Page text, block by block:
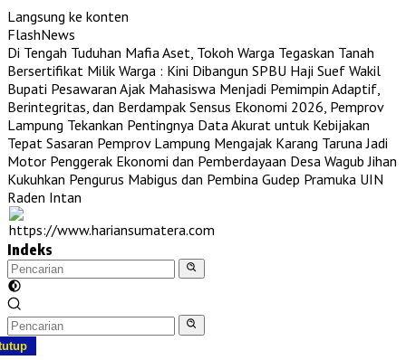
Langsung ke konten
FlashNews
Di Tengah Tuduhan Mafia Aset, Tokoh Warga Tegaskan Tanah
Bersertifikat Milik Warga : Kini Dibangun SPBU Haji Suef Wakil
Bupati Pesawaran Ajak Mahasiswa Menjadi Pemimpin Adaptif,
Berintegritas, dan Berdampak Sensus Ekonomi 2026, Pemprov
Lampung Tekankan Pentingnya Data Akurat untuk Kebijakan
Tepat Sasaran Pemprov Lampung Mengajak Karang Taruna Jadi
Motor Penggerak Ekonomi dan Pemberdayaan Desa Wagub Jihan
Kukuhkan Pengurus Mabigus dan Pembina Gudep Pramuka UIN
Raden Intan
Indeks